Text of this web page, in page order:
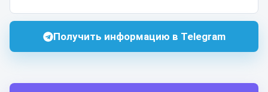
Получить информацию в Telegram